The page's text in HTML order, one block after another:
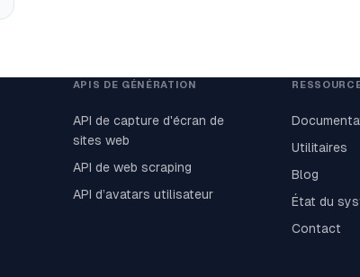
APIS DE GÉNÉRATION
API de capture d'écran de
sites web
API de web scraping
API d’avatars utilisateur
Utilitaires
Blog
État du
Contact